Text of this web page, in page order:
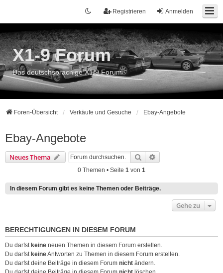
Anmelden
Registrieren
X1-9 Forum
Das deutschsprachige X1/9 Forum
Foren-Übersicht Verkäufe und Gesuche Ebay-Angebote
Ebay-Angebote
Neues Thema Suche
0 Themen • Seite 1 von 1
In diesem Forum gibt es keine Themen oder Beiträge.
Gehe zu
BERECHTIGUNGEN IN DIESEM FORUM
Du darfst keine neuen Themen in diesem Forum erstellen.
Du darfst keineAntworten zu Themen in diesem Forum erstellen.
Du darfst deine Beiträge in diesem Forum nicht ändern.